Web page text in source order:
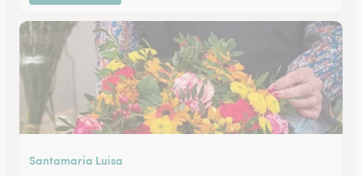
Santamaria Luisa